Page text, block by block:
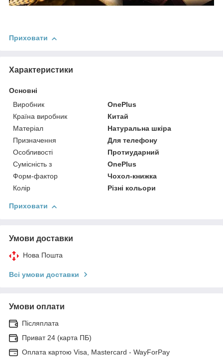
Приховати
Характеристики
Основні
Виробник
OnePlus
Країна виробник
Китай
Матеріал
Натуральна шкіра
Призначення
Для телефону
Особливості
Протиударний
Сумісність з
OnePlus
Форм-фактор
Чохол-книжка
Колір
Різні кольори
Приховати
Умови доставки
Нова Пошта
Всі умови доставки
Умови оплати
Післяплата
Приват 24 (карта ПБ)
Оплата картою Visa, Mastercard - WayForPay